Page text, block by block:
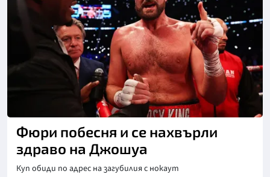
Фюри побесня и се нахвърли
здраво на Джошуа
Куп обиди по адрес на загубилия с нокаут